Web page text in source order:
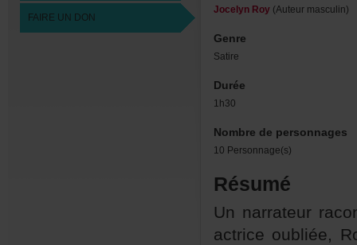
FAIREUNDON
JocelynRoy(Auteurmasculin)
Genre
Satire
Durée
1h30
Nombredepersonnages
10Personnage(s)
Résumé